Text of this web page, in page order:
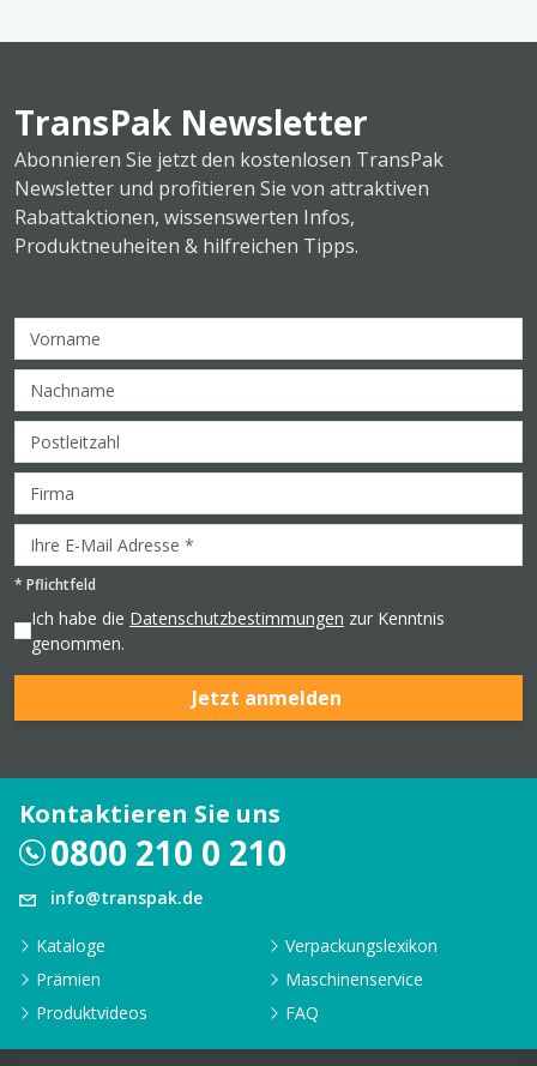
TransPak Newsletter
Abonnieren Sie jetzt den kostenlosen TransPak
Newsletter und profitieren Sie von attraktiven
Rabattaktionen, wissenswerten Infos,
Produktneuheiten & hilfreichen Tipps.
* Pflichtfeld
Ich habe die Datenschutzbestimmungen zur Kenntnis
genommen.
Jetzt anmelden
Kontaktieren Sie uns
0800 210 0 210
info@transpak.de
Kataloge
Verpackungslexikon
Prämien
Maschinenservice
Produktvideos
FAQ